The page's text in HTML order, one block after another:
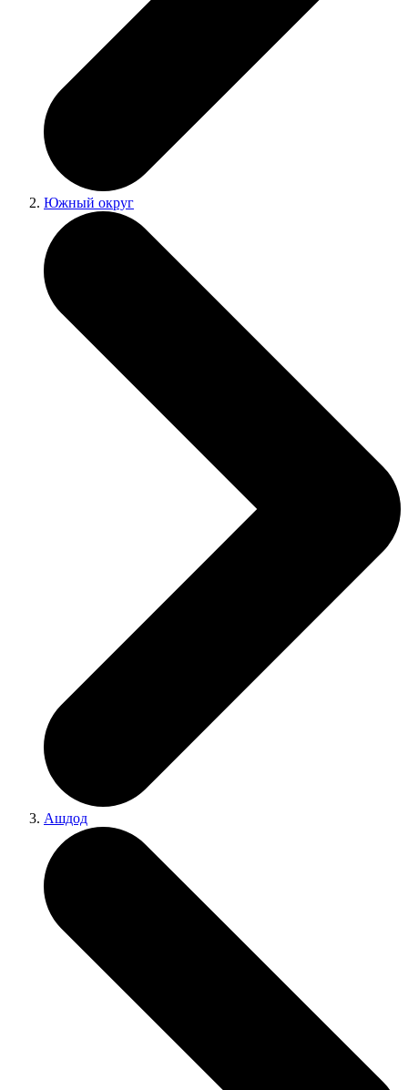
Южный округ
Ашдод